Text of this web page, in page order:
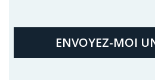
ENVOYEZ-MOI